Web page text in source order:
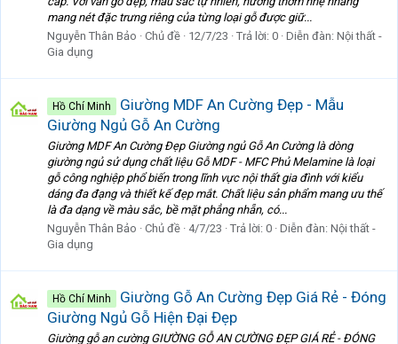
mang nét đặc trưng riêng của từng loại gỗ được giữ...
Nguyễn Thân Bảo
Chủ đề 12/7/23 Trả lời: 0 Diễn đàn: Nội thất -
Gia dụng
Hồ Chí Minh
Giường MDF An Cường Đẹp - Mẫu
Giường Ngủ Gỗ An Cường
Giường MDF An Cường Đẹp Giường ngủ Gỗ An Cường là dòng
giường ngủ sử dụng chất liệu Gỗ MDF - MFC Phủ Melamine là loại
gỗ công nghiệp phổ biến trong lĩnh vực nội thất gia đình với kiểu
dáng đa đạng và thiết kế đẹp mắt. Chất liệu sản phẩm mang ưu thế
là đa dạng về màu sắc, bề mặt phẳng nhẵn, có...
Nguyễn Thân Bảo
Chủ đề 4/7/23 Trả lời: 0 Diễn đàn: Nội thất -
Gia dụng
Hồ Chí Minh
Giường Gỗ An Cường Đẹp Giá Rẻ - Đóng
Giường Ngủ Gỗ Hiện Đại Đẹp
Giường gỗ an cường GIƯỜNG GỖ AN CƯỜNG ĐẸP GIÁ RẺ - ĐÓNG